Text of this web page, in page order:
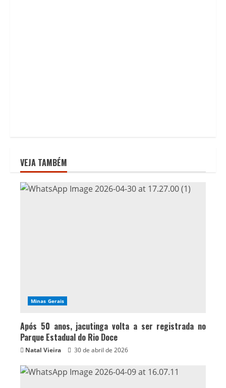
VEJA TAMBÉM
Minas Gerais
Após 50 anos, jacutinga volta a ser registrada no
Parque Estadual do Rio Doce
Natal Vieira 30 de abril de 2026